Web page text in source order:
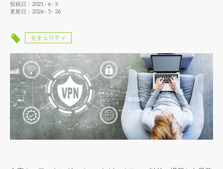
投稿日：2021 - 6 - 3
更新日：2026 - 5 - 26
セキュリティ